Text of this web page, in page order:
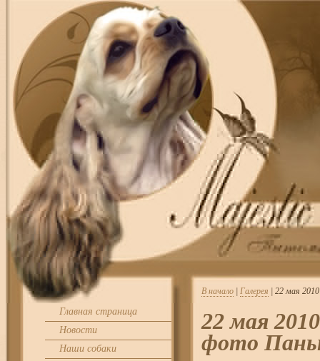
Главная страница
Новости
Наши собаки
В начало Галерея | 22 мая
22 мая
фото